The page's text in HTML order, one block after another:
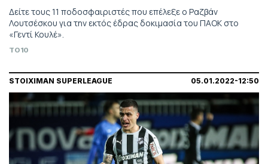
Δείτε τους 11 ποδοσφαιριστές που επέλεξε ο Ραζβάν
Λουτσέσκου για την εκτός έδρας δοκιμασία του ΠΑΟΚ στο
«Γεντί Κουλέ».
TO10
STOIXIMAN SUPERLEAGUE 05.01.2022-12:50